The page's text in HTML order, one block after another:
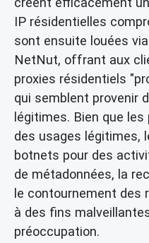
IP résidentielles
sont ensuite louées
NetNut, offrant aux
proxies résidentiels
qui semblent provenir
légitimes. Bien que
des usages légitimes,
botnets pour des
de métadonnées, la
le contournement des
à des fins
préoccupation.